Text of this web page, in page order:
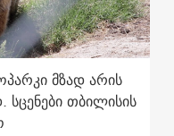
მზად არის
სცენები თბილისის